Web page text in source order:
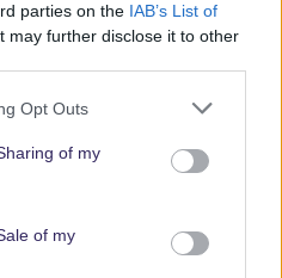
parties on the IAB’s List of
may further disclose it to other
Opt Outs
of my
of my
dass Du unsere